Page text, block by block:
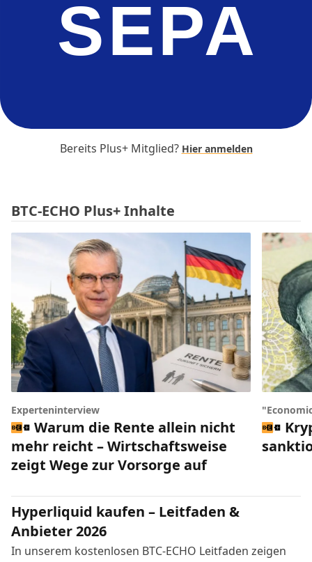
SEPA
Bereits Plus+ Mitglied? Hier anmelden
BTC-ECHO Plus+ Inhalte
Experteninterview
Warum die Rente allein nicht
mehr reicht – Wirtschaftsweise
zeigt Wege zur Vorsorge auf
Hyperliquid kaufen – Leitfaden &
Anbieter 2026
In unserem kostenlosen BTC-ECHO Leitfaden zeigen